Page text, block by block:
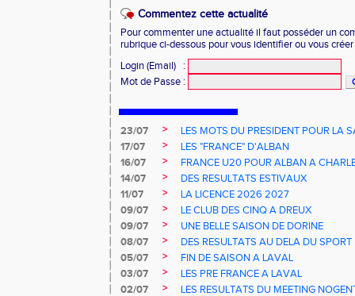
Commentez cette actualité
Pour commenter une actualité il faut posséder un
rubrique ci-dessous pour vous identifier ou vous
Login (Email)
:
Mot de Passe :
23/07 >
LES MOTS DU PRESIDENT POUR LA
17/07
>
LES "FRANCE" D'ALBAN
16/07
>
FRANCE U20 POUR ALBAN A
14/07
>
DES RESULTATS ESTIVAUX
11/07
>
LA LICENCE 2026 2027
09/07
>
LE CLUB DES CINQ A DREUX
09/07
>
UNE BELLE SAISON DE DORINE
08/07
>
DES RESULTATS AU DELA DU SPORT
05/07
>
FIN DE SAISON A LAVAL
03/07
>
LES PRE FRANCE A LAVAL
02/07
>
LES RESULTATS DU MEETING